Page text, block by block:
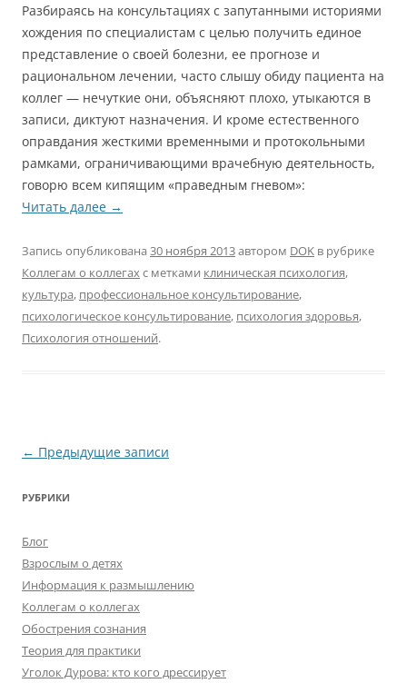
Разбираясь на консультациях с запутанными историями
хождения по специалистам с целью получить единое
представление о своей болезни, ее прогнозе и
рациональном лечении, часто слышу обиду пациента на
коллег — нечуткие они, объясняют плохо, утыкаются в
записи, диктуют назначения. И кроме естественного
оправдания жесткими временными и протокольными
рамками, ограничивающими врачебную деятельность,
говорю всем кипящим «праведным гневом»:
Читать далее →
Запись опубликована 30 ноября 2013автором DOK в рубрике
Коллегам о коллегахс метками клиническая психология,
культура, профессиональное консультирование,
психологическое консультирование, психология здоровья,
Психология отношений.
Навигация
записям
← Предыдущие записи
РУБРИКИ
Блог
Взрослым о детях
Информация к размышлению
Коллегам о коллегах
Обострения сознания
Теория для практики
Уголок Дурова: кто кого дрессирует